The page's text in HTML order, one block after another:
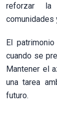
reforzar la
comunidades
El
cuando se
Mantener el
una tarea
futuro.